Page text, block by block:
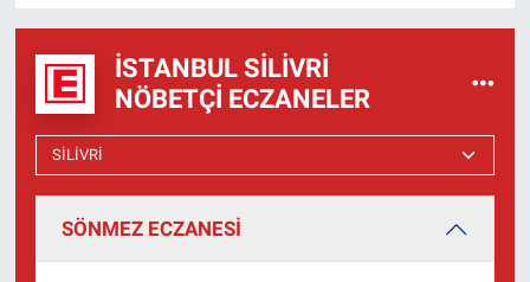
İSTANBUL SILIVRI
NÖBETÇI ECZANELER
SÖNMEZ ECZANESİ